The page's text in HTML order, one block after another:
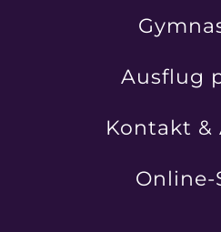
Ausflug
Kontakt &
Online-